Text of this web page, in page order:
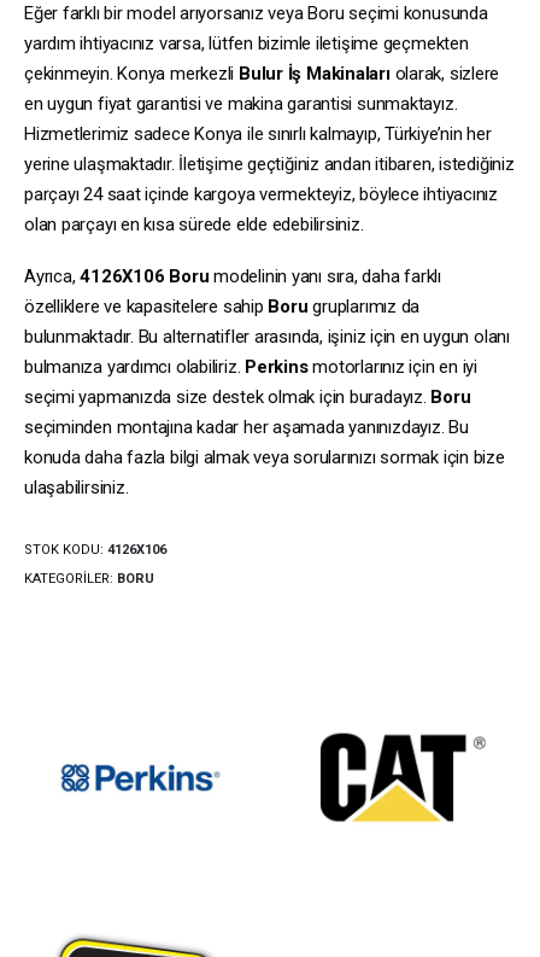
Eğer farklı bir model arıyorsanız veya Boru seçimi konusunda
yardım ihtiyacınız varsa, lütfen bizimle iletişime geçmekten
çekinmeyin. Konya merkezli Bulur İş Makinalarıolarak, sizlere
en uygun fiyat garantisi ve makina garantisi sunmaktayız.
Hizmetlerimiz sadece Konya ile sınırlı kalmayıp, Türkiye’nin her
yerine ulaşmaktadır. İletişime geçtiğiniz andan itibaren, istediğiniz
parçayı 24 saat içinde kargoya vermekteyiz, böylece ihtiyacınız
olan parçayı en kısa sürede elde edebilirsiniz.
Ayrıca,4126X106 Boru modelinin yanı sıra, daha farklı
özelliklere ve kapasitelere sahip Boru gruplarımız da
bulunmaktadır. Bu alternatifler arasında, işiniz için en uygun olanı
bulmanıza yardımcı olabiliriz. Perkinsmotorlarınız için en iyi
seçimi yapmanızda size destek olmak için buradayız. Boru
seçiminden montajına kadar her aşamada yanınızdayız. Bu
konuda daha fazla bilgi almak veya sorularınızı sormak için bize
ulaşabilirsiniz.
STOK KODU: 4126X106
KATEGORILER: BORU